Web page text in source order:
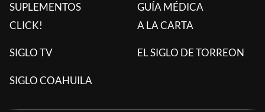
SUPLEMENTOS
CLICK!
GUÍA MÉDICA
A LA CARTA
SIGLO TV EL SIGLO DE TORREON
SIGLO COAHUILA